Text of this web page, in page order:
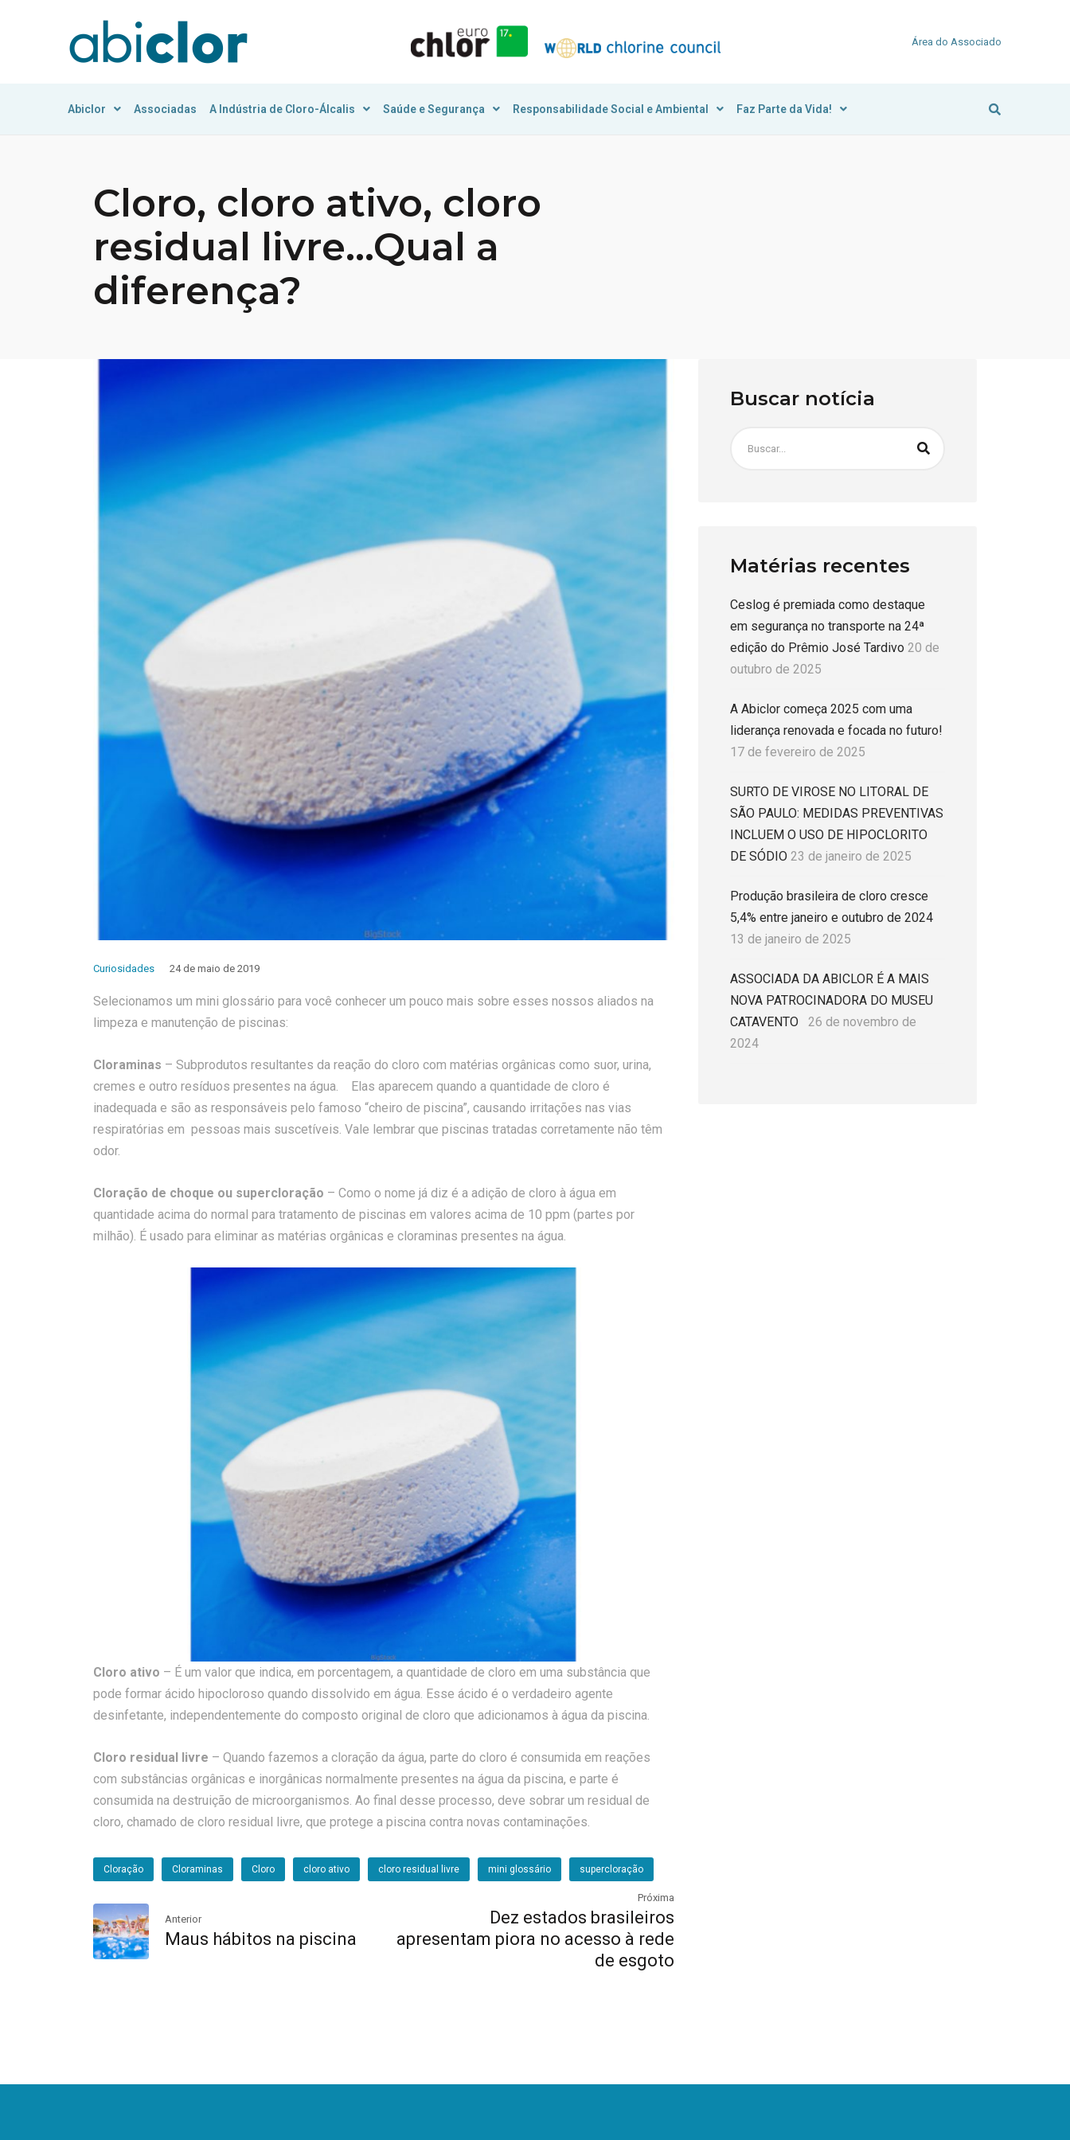
Área do Associado
Abiclor Associadas A Indústria de Cloro-Álcalis Saúde e Segurança Responsabilidade Social e Ambiental Faz Parte da Vida!
Cloro, cloro ativo, cloro
residual livre…Qual a
diferença?
Curiosidades 24 de maio de 2019
Selecionamos um mini glossário para você conhecer um pouco mais sobre esses nossos aliados na
limpeza e manutenção de piscinas:
Cloraminas – Subprodutos resultantes da reação do cloro com matérias orgânicas como suor, urina,
cremes e outro resíduos presentes na água. Elas aparecem quando a quantidade de cloro é
inadequada e são as responsáveis pelo famoso “cheiro de piscina”, causando irritações nas vias
respiratórias em pessoas mais suscetíveis. Vale lembrar que piscinas tratadas corretamente não têm
odor.
Cloração de choque ou supercloração – Como o nome já diz é a adição de cloro à água em
quantidade acima do normal para tratamento de piscinas em valores acima de 10 ppm (partes por
milhão). É usado para eliminar as matérias orgânicas e cloraminas presentes na água.
Cloro ativo – É um valor que indica, em porcentagem, a quantidade de cloro em uma substância que
pode formar ácido hipocloroso quando dissolvido em água. Esse ácido é o verdadeiro agente
desinfetante, independentemente do composto original de cloro que adicionamos à água da piscina.
Cloro residual livre – Quando fazemos a cloração da água, parte do cloro é consumida em reações
com substâncias orgânicas e inorgânicas normalmente presentes na água da piscina, e parte é
consumida na destruição de microorganismos. Ao final desse processo, deve sobrar um residual de
cloro, chamado de cloro residual livre, que protege a piscina contra novas contaminações.
Cloração Cloraminas Cloro cloro ativo cloro residual livre mini glossário supercloração
Anterior
Maus hábitos na piscina
Próxima
Dez estados brasileiros
apresentam piora no acesso à rede
de esgoto
Buscar notícia
Matérias recentes
Ceslog é premiada como destaque
em segurança no transporte na 24ª
edição do Prêmio José Tardivo 20 de
outubro de 2025
A Abiclor começa 2025 com uma
liderança renovada e focada no futuro!
17 de fevereiro de 2025
SURTO DE VIROSE NO LITORAL DE
SÃO PAULO: MEDIDAS PREVENTIVAS
INCLUEM O USO DE HIPOCLORITO
DE SÓDIO 23 de janeiro de 2025
Produção brasileira de cloro cresce
5,4% entre janeiro e outubro de 2024
13 de janeiro de 2025
ASSOCIADA DA ABICLOR É A MAIS
NOVA PATROCINADORA DO MUSEU
CATAVENTO
26 de novembro de
2024